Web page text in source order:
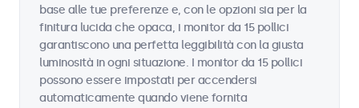
base alle tue preferenze e, con le opzioni sia per la
finitura lucida che opaca, i monitor da 15 pollici
garantiscono una perfetta leggibilità con la giusta
luminosità in ogni situazione. I monitor da 15 pollici
possono essere impostati per accendersi
automaticamente quando viene fornita